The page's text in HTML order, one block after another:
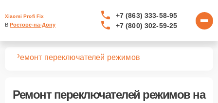
Xiaomi Profi Fix
В Ростове-на-Дону
+7 (863) 333-58-95
+7 (800) 302-59-25
Ремонт переключателей режимов
Ремонт переключателей режимовна